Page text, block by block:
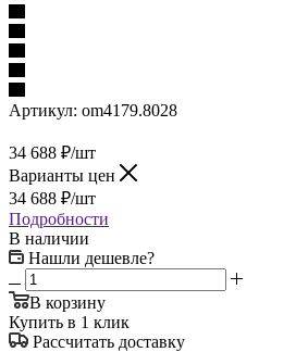
Артикул: om4179.8028
34 688 ₽/шт
Варианты цен
34 688 ₽/шт
Подробности
В наличии
Нашли дешевле?
В корзину
Купить в 1 клик
Рассчитать доставку